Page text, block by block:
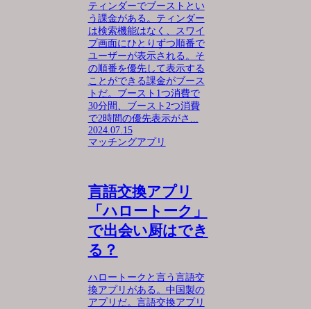
ティンダーでブーストとい
う課金がある。ティンダー
は検索機能はなく、スワイ
プ画面にひとりずつ順番で
ユーザーが表示される。そ
の順番を優先して表示する
ことができる課金がブース
トだ。ブースト1つ消費で
30分間、ブースト2つ消費
で2時間の優先表示がさ...
2024.07.15
マッチングアプリ
言語交換アプリ
「ハロートーク」
で出会い厨はでき
る？
ハロートークと言う言語交
換アプリがある。中国製の
アプリだ。言語交換アプリ